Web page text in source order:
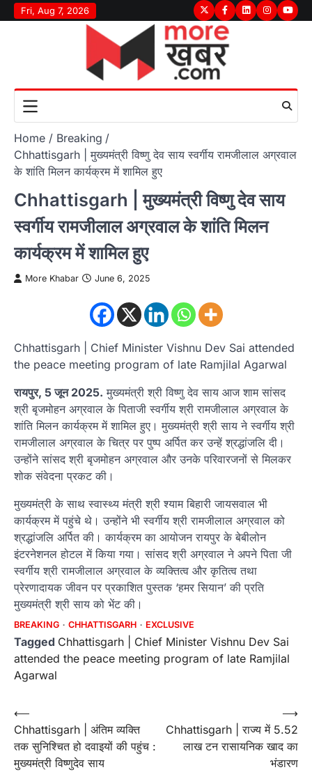
Skip
to
Fri, Aug 7, 2026 TwitterFacebook
LinkedInInstagram
Home
Breaking
Chhattisgarh | मुख्यमंत्री विष्णु देव साय स्वर्गीय रामजीलाल अग्रवाल
के शांति मिलन कार्यक्रम में शामिल हुए
Chhattisgarh | मुख्यमंत्री विष्णु देव साय
स्वर्गीय रामजीलाल अग्रवाल के शांति मिलन
कार्यक्रम में शामिल हुए
More Khabar June 6, 2025
Chhattisgarh | Chief Minister Vishnu Dev Sai attended
the peace meeting program of late Ramjilal Agarwal
रायपुर, 5 जून 2025. मुख्यमंत्री श्री विष्णु देव साय आज शाम सांसद
श्री बृजमोहन अग्रवाल के पिताजी स्वर्गीय श्री रामजीलाल अग्रवाल के
शांति मिलन कार्यक्रम में शामिल हुए। मुख्यमंत्री श्री साय ने स्वर्गीय श्री
रामजीलाल अग्रवाल के चित्र पर पुष्प अर्पित कर उन्हें श्रद्धांजलि दी।
उन्होंने सांसद श्री बृजमोहन अग्रवाल और उनके परिवारजनों से मिलकर
शोक संवेदना प्रकट की।
मुख्यमंत्री के साथ स्वास्थ्य मंत्री श्री श्याम बिहारी जायसवाल भी
कार्यक्रम में पहुंचे थे। उन्होंने भी स्वर्गीय श्री रामजीलाल अग्रवाल को
श्रद्धांजलि अर्पित की। कार्यक्रम का आयोजन रायपुर के बेबीलोन
इंटरनेशनल होटल में किया गया। सांसद श्री अग्रवाल ने अपने पिता जी
स्वर्गीय श्री रामजीलाल अग्रवाल के व्यक्तित्व और कृतित्व तथा
प्रेरणादायक जीवन पर प्रकाशित पुस्तक ‘हमर सियान’ की प्रति
मुख्यमंत्री श्री साय को भेंट की।
BREAKING CHHATTISGARH EXCLUSIVE
Tagged Chhattisgarh | Chief Minister Vishnu Dev Sai
attended the peace meeting program of late Ramjilal
Agarwal
Post
navigation
⟵
Chhattisgarh | अंतिम व्यक्ति
तक सुनिश्चित हो दवाइयों की पहुंच :
मुख्यमंत्री विष्णुदेव साय
Chhattisgarh | राज्य में 5.52
लाख टन रासायनिक खाद का
भंडारण
⟶